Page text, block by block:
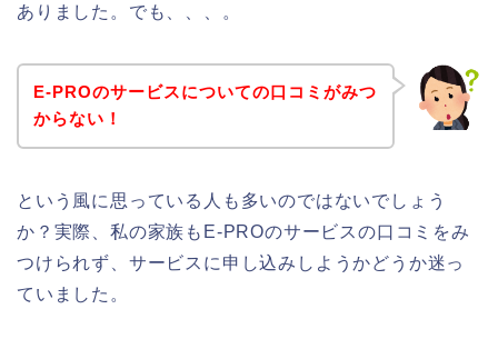
ありました。でも、、、。
E-PROのサービスについての口コミがみつ
からない！
という風に思っている人も多いのではないでしょう
か？実際、私の家族もE-PROのサービスの口コミをみ
つけられず、サービスに申し込みしようかどうか迷っ
ていました。